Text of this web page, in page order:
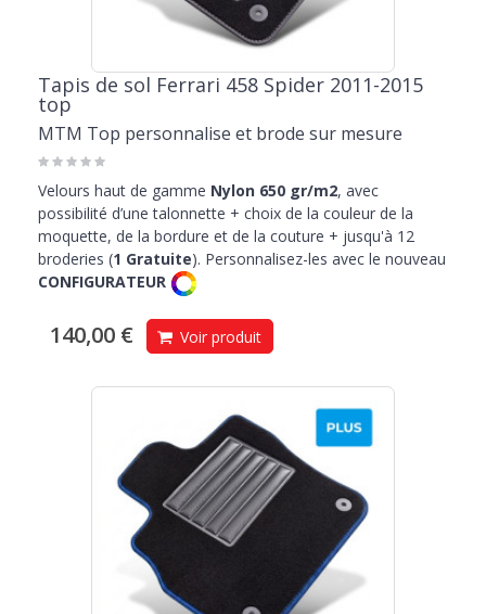
Tapis de sol Ferrari 458 Spider 2011-2015
top
MTM Top personnalise et brode sur mesure
Velours haut de gamme Nylon 650 gr/m2, avec
possibilité d’une talonnette + choix de la couleur de la
moquette, de la bordure et de la couture + jusqu'à 12
broderies (1 Gratuite). Personnalisez-les avec le nouveau
CONFIGURATEUR
140,00 € Voir produit